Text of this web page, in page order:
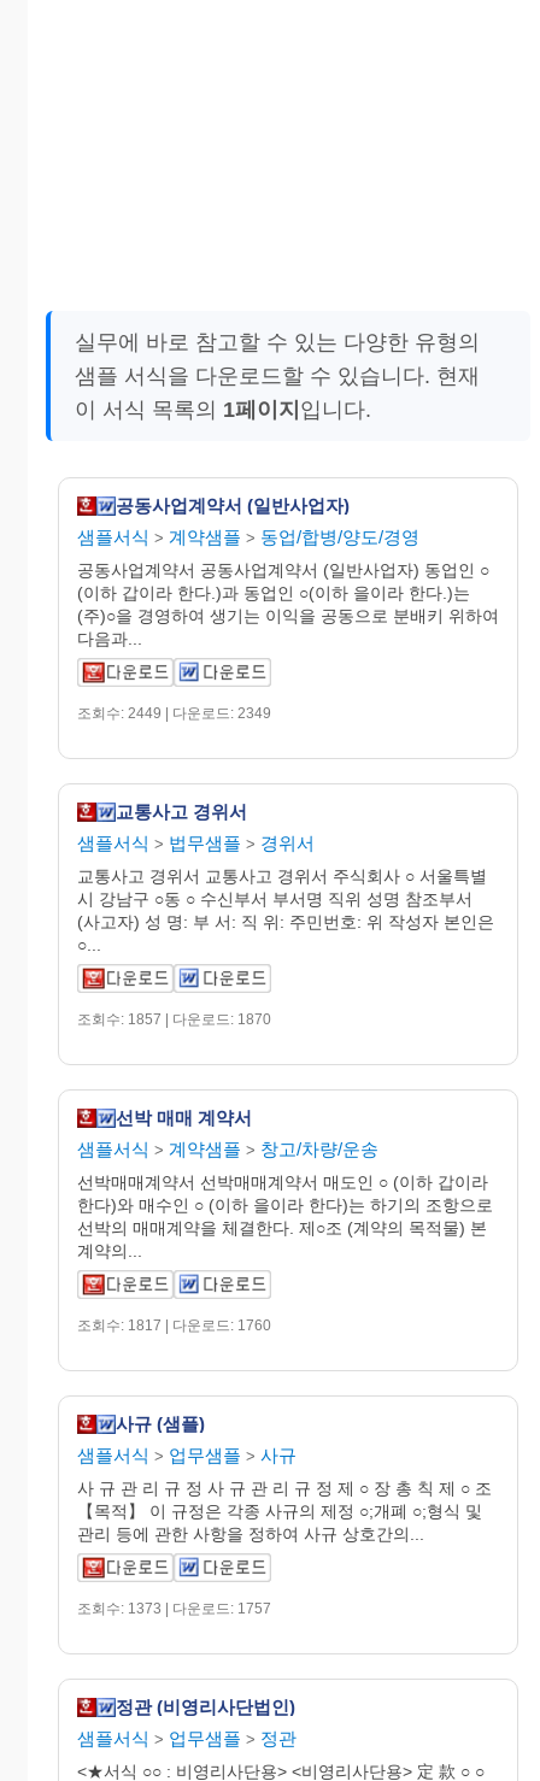
실무에 바로 참고할 수 있는 다양한 유형의
샘플 서식을 다운로드할 수 있습니다. 현재
이 서식 목록의 1페이지 입니다.
공동사업계약서 (일반사업자)
샘플서식 > 계약샘플 > 동업/합병/양도/경영
공동사업계약서 공동사업계약서 (일반사업자) 동업인 ○
(이하 갑이라 한다.)과 동업인 ○(이하 을이라 한다.)는
(주)○을 경영하여 생기는 이익을 공동으로 분배키 위하여
다음과...
조회수: 2449 | 다운로드: 2349
교통사고 경위서
샘플서식 > 법무샘플 > 경위서
교통사고 경위서 교통사고 경위서 주식회사 ○ 서울특별
시 강남구 ○동 ○ 수신부서 부서명 직위 성명 참조부서
(사고자) 성 명: 부 서: 직 위: 주민번호: 위 작성자 본인은
○...
조회수: 1857 | 다운로드: 1870
선박 매매 계약서
샘플서식 > 계약샘플 > 창고/차량/운송
선박매매계약서 선박매매계약서 매도인 ○ (이하 갑이라
한다)와 매수인 ○ (이하 을이라 한다)는 하기의 조항으로
선박의 매매계약을 체결한다. 제○조 (계약의 목적물) 본
계약의...
조회수: 1817 | 다운로드: 1760
사규 (샘플)
샘플서식 > 업무샘플 > 사규
사 규 관 리 규 정 사 규 관 리 규 정 제 ○ 장 총 칙 제 ○ 조
【목적】 이 규정은 각종 사규의 제정 ○;개폐 ○;형식 및
관리 등에 관한 사항을 정하여 사규 상호간의...
조회수: 1373 | 다운로드: 1757
정관 (비영리사단법인)
샘플서식 > 업무샘플 > 정관
<★서식 ○­○ : 비영리사단용> <비영리사단용> 定 款 ○ ○